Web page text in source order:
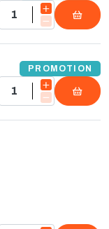
PROMOTION